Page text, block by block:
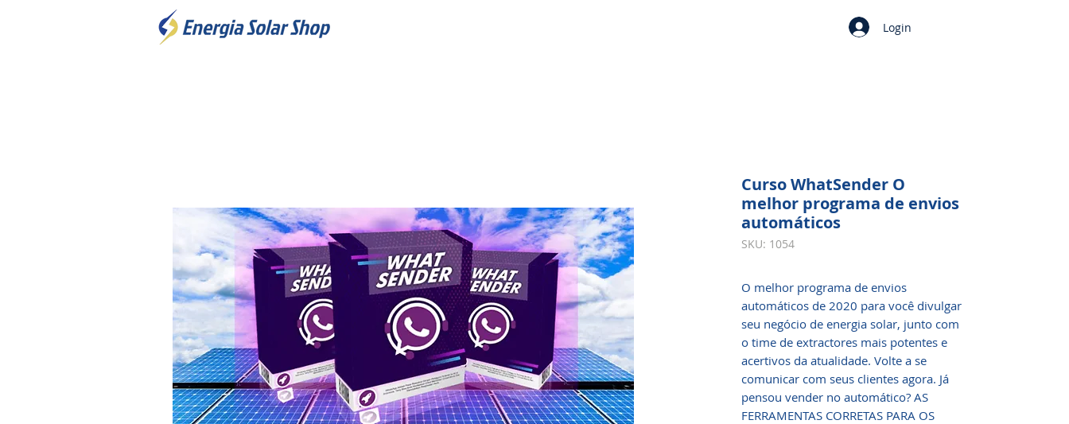
Login
​​​​​​​Curso WhatSender O
melhor programa de envios
automáticos
SKU: 1054
O melhor programa de envios
automáticos de 2020 para você divulgar
seu negócio de energia solar, junto com
o time de extractores mais potentes e
acertivos da atualidade. Volte a se
comunicar com seus clientes agora. Já
pensou vender no automático? AS
FERRAMENTAS CORRETAS PARA OS